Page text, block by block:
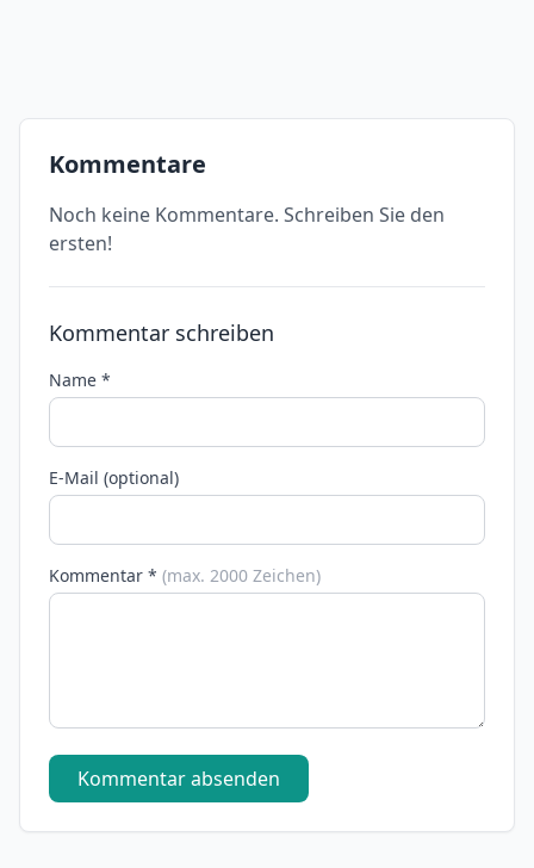
Kommentare
Noch keine Kommentare. Schreiben Sie den
ersten!
Kommentar schreiben
Name *
E-Mail (optional)
Kommentar * (max. 2000 Zeichen)
Kommentar absenden